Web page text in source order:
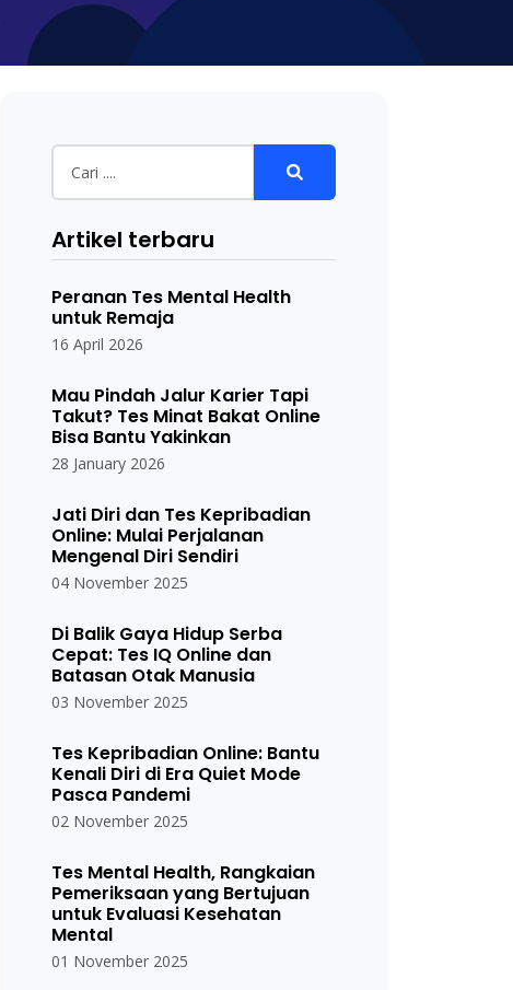
Artikel terbaru
Peranan Tes Mental Health
untuk Remaja
16 April 2026
Mau Pindah Jalur Karier Tapi
Takut? Tes Minat Bakat Online
Bisa Bantu Yakinkan
28 January 2026
Jati Diri dan Tes Kepribadian
Online: Mulai Perjalanan
Mengenal Diri Sendiri
04 November 2025
Di Balik Gaya Hidup Serba
Cepat: Tes IQ Online dan
Batasan Otak Manusia
03 November 2025
Tes Kepribadian Online: Bantu
Kenali Diri di Era Quiet Mode
Pasca Pandemi
02 November 2025
Tes Mental Health, Rangkaian
Pemeriksaan yang Bertujuan
untuk Evaluasi Kesehatan
Mental
01 November 2025